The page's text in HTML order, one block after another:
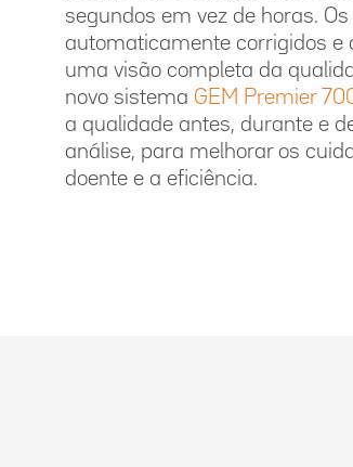
segundos em vez de horas.
automaticamente corrigidos e
uma visão completa da
novo sistema GEM Premier
a qualidade antes, durante e
análise, para melhorar os
doente e a eficiência.